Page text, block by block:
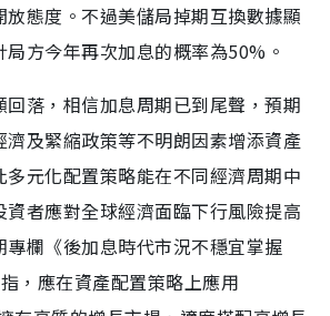
態度。不過美儲局掉期互換數據顯
方今年再次加息的概率為50%。
回落，相信加息周期已到尾聲，預期
及緊縮政策等不明朗因素增添資產
元化配置策略能在不同經濟周期中
資者應對全球經濟面臨下行風險提高
欄《後加息時代市況不穩宜掌握
，應在資產配置策略上應用